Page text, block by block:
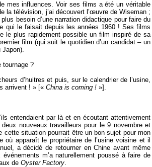
mes influences. Voir ses films a été un véritable
la télévision, j’ai découvert l’œuvre de Wiseman ;
besoin d’une narration didactique pour faire du
qui le faisait depuis les années 1960 ! Ses films
le plus rapidement possible un film inspiré de sa
film (qui suit le quotidien d’un candidat – un
Japon).
tournage ?
d’huitres et puis, sur le calendrier de l’usine,
arrivent ! » [« China is coming ! »].
entendaient par là et en écoutant attentivement
nouveaux travailleurs pour le 9 novembre et
cette situation pourrait être un bon sujet pour mon
apparaît le propriétaire de l’usine voisine et il
a décidé de retourner en Chine avant même
m’a naturellement poussé à faire de
de Oyster Factory.